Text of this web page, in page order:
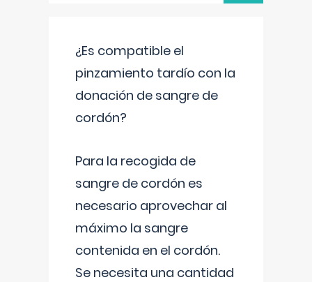
¿Es compatible el
pinzamiento tardío con la
donación de sangre de
cordón?
Para la recogida de
sangre de cordón es
necesario aprovechar al
máximo la sangre
contenida en el cordón.
Se necesita una cantidad